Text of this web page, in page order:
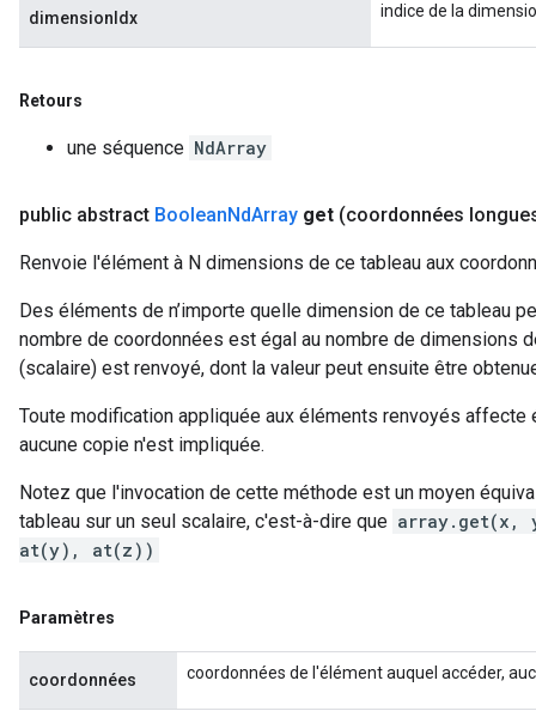
dimensionIdx indice de la
Retours
une séquence NdArray
public abstract BooleanNdArray get (coordonnées
Renvoie l'élément à N dimensions de ce tableau aux
Des éléments de n’importe quelle dimension de ce tableau
nombre de coordonnées est égal au nombre de dimensions
(scalaire) est renvoyé, dont la valeur peut ensuite être
Toute modification appliquée aux éléments renvoyés affecte
aucune copie n'est impliquée.
Notez que l'invocation de cette méthode est un moyen
tableau sur un seul scalaire, c'est-à-dire que array.get(x,
at(y), at(z))
Paramètres
coordonnées coordonnées de l'élément auquel accéder,